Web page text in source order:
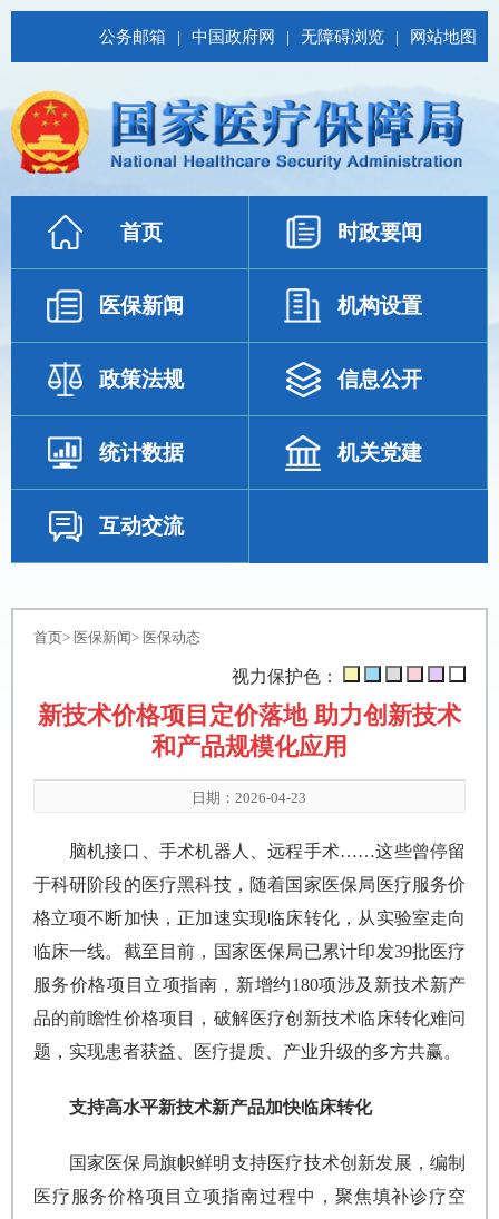
公务邮箱 | 中国政府网 | 无障碍浏览 | 网站地图
首页 时政要闻
医保新闻 机构设置
政策法规 信息公开
统计数据 机关党建
互动交流
首页> 医保新闻> 医保动态
视力保护色：
新技术价格项目定价落地 助力创新技术
和产品规模化应用
日期：2026-04-23
脑机接口、手术机器人、远程手术……这些曾停留
于科研阶段的医疗黑科技，随着国家医保局医疗服务价
格立项不断加快，正加速实现临床转化，从实验室走向
临床一线。截至目前，国家医保局已累计印发39批医疗
服务价格项目立项指南，新增约180项涉及新技术新产
品的前瞻性价格项目，破解医疗创新技术临床转化难问
题，实现患者获益、医疗提质、产业升级的多方共赢。
支持高水平新技术新产品加快临床转化
国家医保局旗帜鲜明支持医疗技术创新发展，编制
医疗服务价格项目立项指南过程中，聚焦填补诊疗空